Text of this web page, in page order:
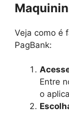
Veja como é
PagBank:
Entre
o